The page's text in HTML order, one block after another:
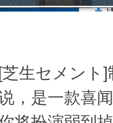
生セメント
，是一款喜